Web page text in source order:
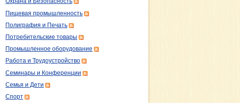
Охрана и Безопасность
Пищевая промышленность
Полиграфия и Печать
Потребительские товары
Промышленное оборудование
Работа и Трудоустройство
Семинары и Конференции
Семья и Дети
Спорт